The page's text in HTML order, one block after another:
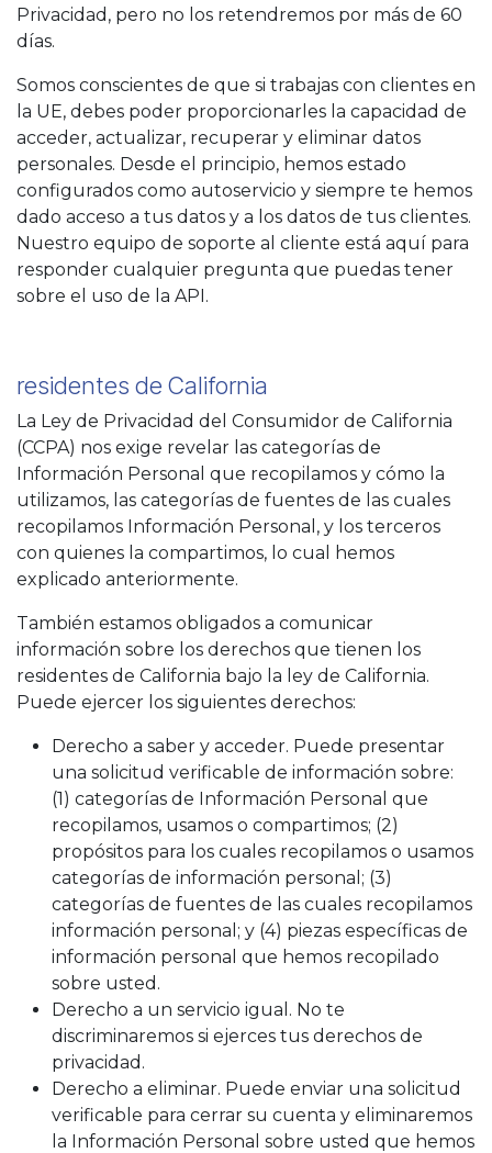
Privacidad, pero no los retendremos por más de 60
días.
Somos conscientes de que si trabajas con clientes en
la UE, debes poder proporcionarles la capacidad de
acceder, actualizar, recuperar y eliminar datos
personales. Desde el principio, hemos estado
configurados como autoservicio y siempre te hemos
dado acceso a tus datos y a los datos de tus clientes.
Nuestro equipo de soporte al cliente está aquí para
responder cualquier pregunta que puedas tener
sobre el uso de la API.
residentes de California
La Ley de Privacidad del Consumidor de California
(CCPA) nos exige revelar las categorías de
Información Personal que recopilamos y cómo la
utilizamos, las categorías de fuentes de las cuales
recopilamos Información Personal, y los terceros
con quienes la compartimos, lo cual hemos
explicado anteriormente.
También estamos obligados a comunicar
información sobre los derechos que tienen los
residentes de California bajo la ley de California.
Puede ejercer los siguientes derechos:
Derecho a saber y acceder. Puede presentar
una solicitud verificable de información sobre:
(1) categorías de Información Personal que
recopilamos, usamos o compartimos; (2)
propósitos para los cuales recopilamos o usamos
categorías de información personal; (3)
categorías de fuentes de las cuales recopilamos
información personal; y (4) piezas específicas de
información personal que hemos recopilado
sobre usted.
Derecho a un servicio igual. No te
discriminaremos si ejerces tus derechos de
privacidad.
Derecho a eliminar. Puede enviar una solicitud
verificable para cerrar su cuenta y eliminaremos
la Información Personal sobre usted que hemos